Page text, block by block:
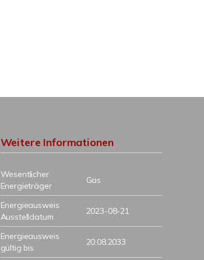
Weitere Informationen
Wesentlicher
Energieträger
Gas
Energieausweis
Ausstelldatum
2023-08-21
Energieausweis
gültig bis
20.08.2033